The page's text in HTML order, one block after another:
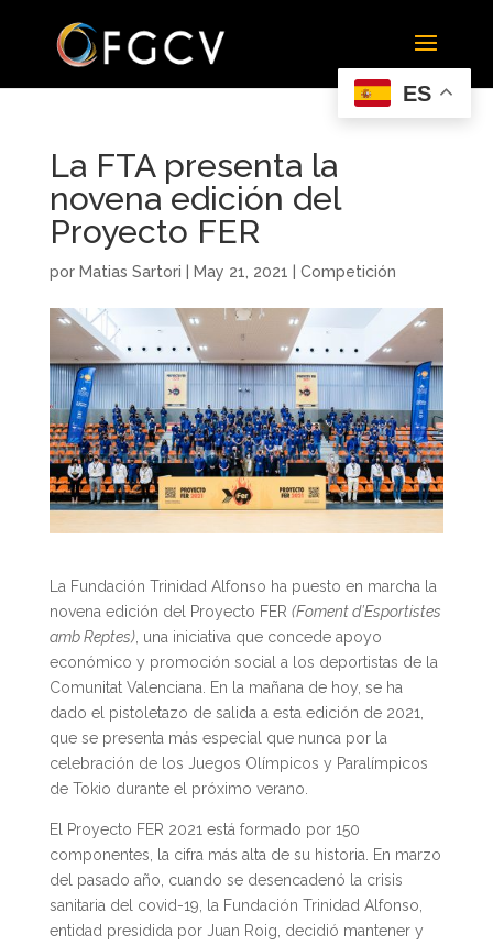
La FTA presenta la
novena edición del
Proyecto FER
por Matias Sartori May 21, 2021 Competición
La Fundación Trinidad Alfonso ha puesto en marcha la
novena edición del Proyecto FER (Foment d’Esportistes
amb Reptes), una iniciativa que concede apoyo
económico y promoción social a los deportistas de la
Comunitat Valenciana. En la mañana de hoy, se ha
dado el pistoletazo de salida a esta edición de 2021,
que se presenta más especial que nunca por la
celebración de los Juegos Olímpicos y Paralímpicos
de Tokio durante el próximo verano.
El Proyecto FER 2021 está formado por 150
componentes, la cifra más alta de su historia. En marzo
del pasado año, cuando se desencadenó la crisis
sanitaria del covid-19, la Fundación Trinidad Alfonso,
entidad presidida por Juan Roig, decidió mantener y
ES